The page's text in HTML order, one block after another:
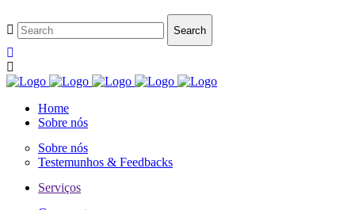
Home
Sobre nós
Sobre nós
Testemunhos & Feedbacks
Serviços